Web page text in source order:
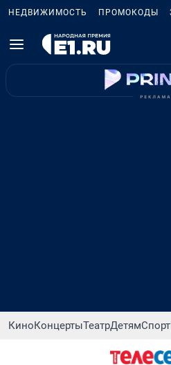
НЕДВИЖИМОСТЬ ПРОМОКОДЫ
КиноКонцертыТеатрДетямСпорт